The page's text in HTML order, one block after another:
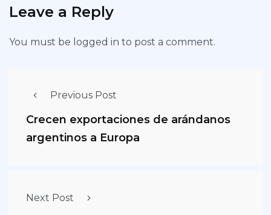
Leave a Reply
You must be logged in to post a comment.
Previous Post
Crecen exportaciones de arándanos
argentinos a Europa
Next Post